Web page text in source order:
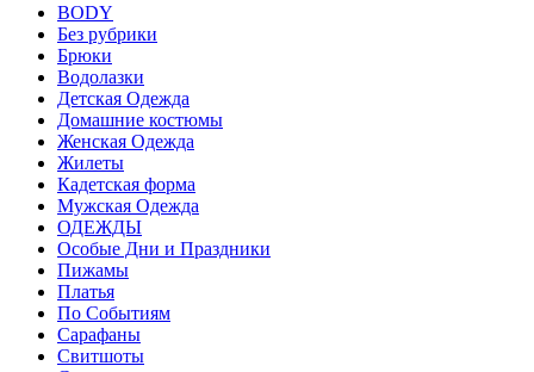
BODY
Без рубрики
Брюки
Водолазки
Детская Одежда
Домашние костюмы
Женская Одежда
Жилеты
Кадетская форма
Мужская Одежда
ОДЕЖДЫ
Особые Дни и Праздники
Пижамы
Платья
По Событиям
Сарафаны
Свитшоты